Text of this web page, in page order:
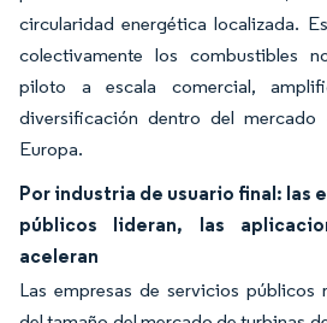
circularidad energética localizada.
colectivamente los combustibles
piloto a escala comercial,
diversificación dentro del
Europa.
Por industria de usuario final: las
públicos lideran, las
aceleran
Las empresas de servicios públicos